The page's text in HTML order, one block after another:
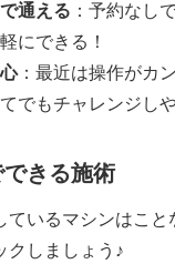
通える ：予約なし
にできる！
：最近は操作がカ
でもチャレンジしや
きる施術
ているマシンはこと
クしましょう♪